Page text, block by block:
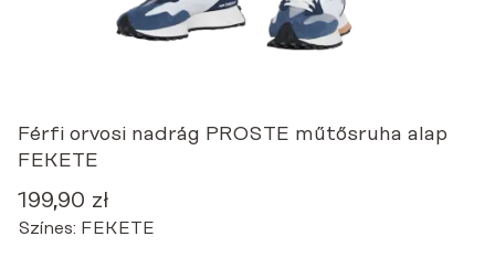
Férfi orvosi nadrág PROSTE műtősruha alap
FEKETE
199,90 zł
Színes: FEKETE